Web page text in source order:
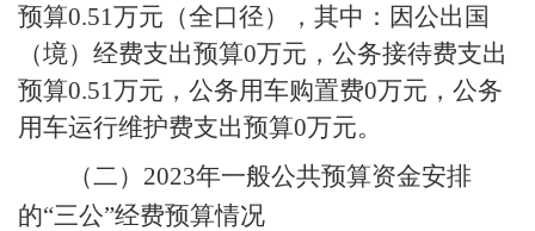
预算0.51万元（全口径），其中：因公出国
（境）经费支出预算0万元，公务接待费支出
预算0.51万元，公务用车购置费0万元，公务
用车运行维护费支出预算0万元。
（二） 2023年一般公共预算资金安排
的“三公”经费预算情况